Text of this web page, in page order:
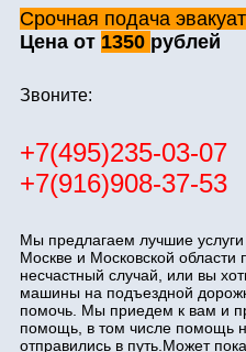
Срочная подача
Цена от 1350 рублей
Звоните:
+7(495)235-03-07
+7(916)908-37-53
Мы предлагаем лучшие
Москве и Московской
несчастный случай, или вы
машины на подъездной
помочь. Мы приедем к вам и
помощь, в том числе помощь
отправились в путь.Может